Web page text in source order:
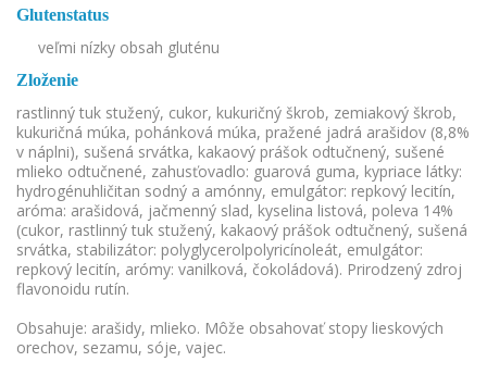
Glutenstatus
veľmi nízky obsah gluténu
Zloženie
rastlinný tuk stužený, cukor, kukuričný škrob, zemiakový škrob,
kukuričná múka, pohánková múka, pražené jadrá arašidov (8,8%
v náplni), sušená srvátka, kakaový prášok odtučnený, sušené
mlieko odtučnené, zahusťovadlo: guarová guma, kypriace látky:
hydrogénuhličitan sodný a amónny, emulgátor: repkový lecitín,
aróma: arašidová, jačmenný slad, kyselina listová, poleva 14%
(cukor, rastlinný tuk stužený, kakaový prášok odtučnený, sušená
srvátka, stabilizátor: polyglycerolpolyricínoleát, emulgátor:
repkový lecitín, arómy: vanilková, čokoládová). Prirodzený zdroj
flavonoidu rutín.
Obsahuje: arašidy, mlieko. Môže obsahovať stopy lieskových
orechov, sezamu, sóje, vajec.